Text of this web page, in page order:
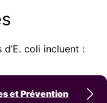
coli incluent :
et Prévention